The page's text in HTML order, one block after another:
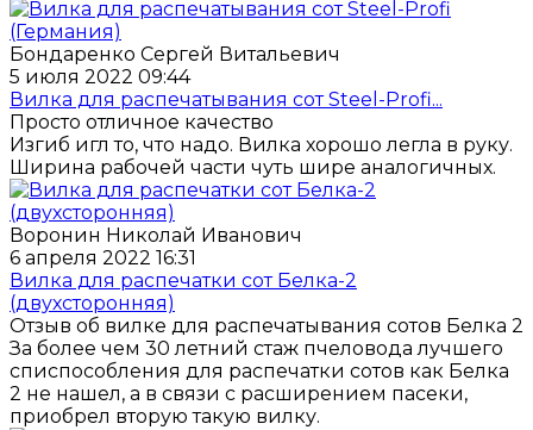
Бондаренко Сергей Витальевич
5 июля 2022 09:44
Вилка для распечатывания сот Steel-Profi...
Просто отличное качество
Изгиб игл то, что надо. Вилка хорошо легла в руку.
Ширина рабочей части чуть шире аналогичных.
Воронин Николай Иванович
6 апреля 2022 16:31
Вилка для распечатки сот Белка-2
(двухсторонняя)
Отзыв об вилке для распечатывания сотов Белка 2
За более чем 30 летний стаж пчеловода лучшего
списпособления для распечатки сотов как Белка
2 не нашел, а в связи с расширением пасеки,
приобрел вторую такую вилку.